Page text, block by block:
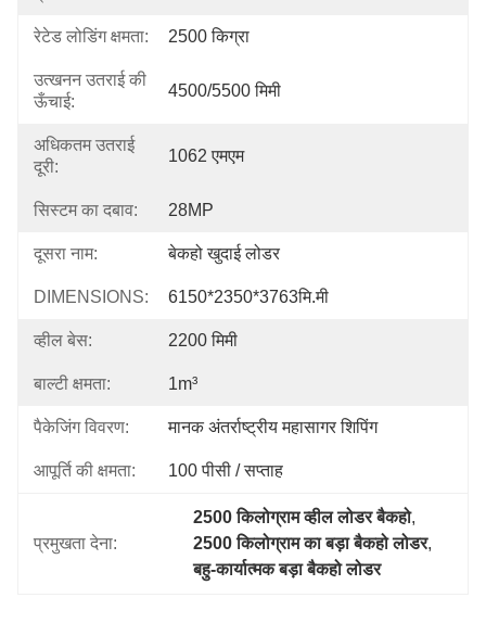
रेटेड लोडिंग क्षमता: 2500 किग्रा
उत्खनन उतराई की
ऊँचाई:
4500/5500 मिमी
अधिकतम उतराई
दूरी:
1062 एमएम
सिस्टम का दबाव: 28MP
दूसरा नाम: बेकहो खुदाई लोडर
DIMENSIONS: 6150*2350*3763मि.मी
व्हील बेस: 2200 मिमी
बाल्टी क्षमता: 1m³
पैकेजिंग विवरण: मानक अंतर्राष्ट्रीय महासागर शिपिंग
आपूर्ति की क्षमता: 100 पीसी / सप्ताह
प्रमुखता देना:
2500 किलोग्राम व्हील लोडर बैकहो,
2500 किलोग्राम का बड़ा बैकहो लोडर,
बहु-कार्यात्मक बड़ा बैकहो लोडर